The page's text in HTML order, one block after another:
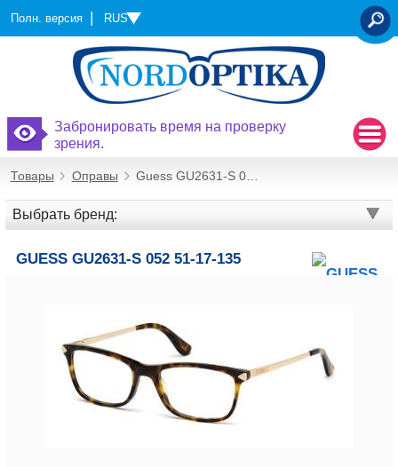
Полн. версия RUS
Забронировать время на проверку
зрения.
Товары Оправы Guess GU2631-S 052 51-17-135
Выбрать бренд:
GUESS GU2631-S 052 51-17-135